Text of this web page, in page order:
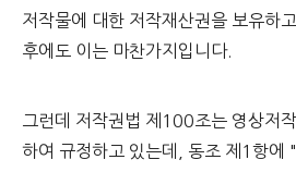
저작물에 대한 저작재산권을 보유하
후에도 이는 마찬가지입니다.
그런데 저작권법 제100조는 영상저
하여 규정하고 있는데, 동조 제1항에